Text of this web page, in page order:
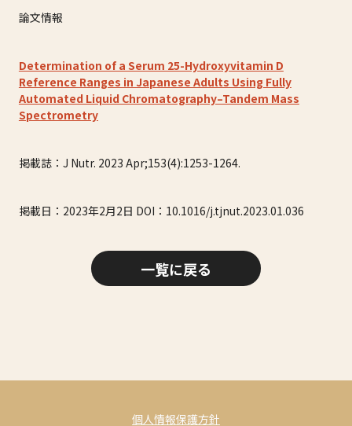
論文情報
Determination of a Serum 25-Hydroxyvitamin D
Reference Ranges in Japanese Adults Using Fully
Automated Liquid Chromatography–Tandem Mass
Spectrometry
掲載誌：J Nutr. 2023 Apr;153(4):1253-1264.
掲載日：2023年2月2日 DOI：10.1016/j.tjnut.2023.01.036
一覧に戻る
個人情報保護方針